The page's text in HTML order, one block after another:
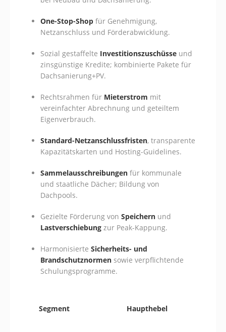
One-Stop-Shop für Genehmigung,
Netzanschluss und Förderabwicklung.
Sozial gestaffelte Investitionszuschüsse und
zinsgünstige Kredite; kombinierte Pakete für
Dachsanierung+PV.
Rechtsrahmen für Mieterstrom mit
vereinfachter Abrechnung und geteiltem
Eigenverbrauch.
Standard-Netzanschlussfristen, transparente
Kapazitätskarten und Hosting-Guidelines.
Sammelausschreibungen für kommunale
und staatliche Dächer; Bildung von
Dachpools.
Gezielte Förderung von Speichern und
Lastverschiebung zur Peak-Kappung.
Harmonisierte Sicherheits- und
Brandschutznormen sowie verpflichtende
Schulungsprogramme.
Segment Haupthebel